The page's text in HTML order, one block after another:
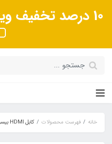
10 درصد تخفیف ویژه به مدت محدود
خانه فهرست محصولات کابل HDMI بیسوس مدل CAKGQ-A01 طول 1 متر